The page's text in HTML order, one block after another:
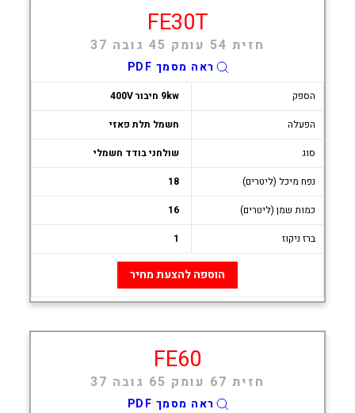
FE30T
חזית 54 עומק 45 גובה 37
ראה מסמך PDF
הספק
9kw חיבור 400V
הפעלה
חשמל תלת פאזי
סוג
שולחני בודד חשמלי
נפח מיכל (ליטרים)
18
כמות שמן (ליטרים)
16
ברז ניקוז
1
הוספה להצעת מחיר
FE60
חזית 67 עומק 65 גובה 37
ראה מסמך PDF